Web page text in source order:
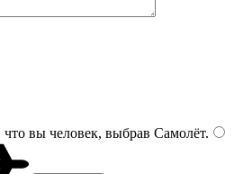
вы человек, выбрав Самолёт.